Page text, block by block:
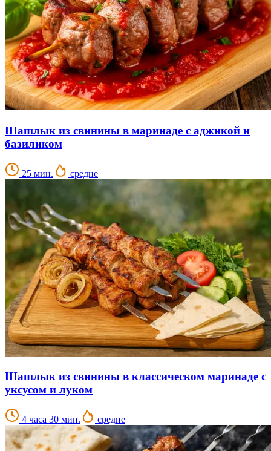
Шашлык из свинины в маринаде с аджикой и
базиликом
25 мин. средне
Шашлык из свинины в классическом маринаде с
уксусом и луком
4 часа 30 мин. средне